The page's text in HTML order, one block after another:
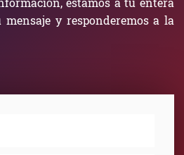
estamos a tu entera
y responderemos a la